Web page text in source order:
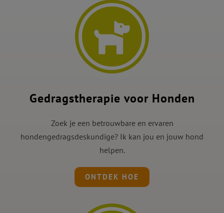
Gedragstherapie voor Honden
Zoek je een betrouwbare en ervaren
hondengedragsdeskundige? Ik kan jou en jouw hond
helpen.
ONTDEK HOE